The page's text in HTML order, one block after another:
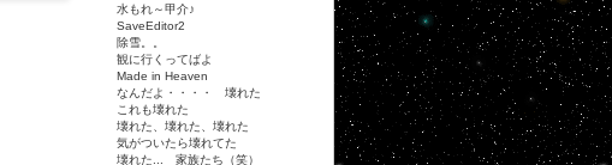
水もれ～甲介♪
SaveEditor2
除雪。。
観に行くってばよ
Made in Heaven
なんだよ・・・・ 壊れた
これも壊れた
壊れた、壊れた、壊れた
気がついたら壊れてた
壊れた... 家族たち（笑）